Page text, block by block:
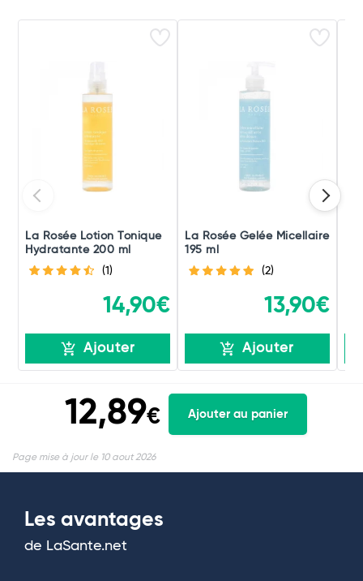
La Rosée Lotion Tonique
Hydratante 200 ml
(1)
14,90€
Ajouter
La Rosée Gelée Micellaire
195 ml
(2)
13,90€
Ajouter
12,89€ Ajouter au panier
Page mise à jour le 10 aout 2026
Les avantages
de LaSante.net